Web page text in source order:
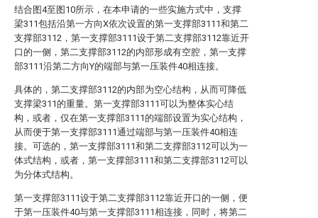
结合图4至图10所示，在本申请的一些实施方式中，支撑
梁311包括沿第一方向X依次设置的第一支撑部3111和第二
支撑部3112，第一支撑部3111设于第二支撑部3112靠近开
口的一侧，第二支撑部3112的内部形成有空腔，第一支撑
部3111沿第二方向Y的端部与第一压装件40相连接。
具体的，第二支撑部3112的内部为空心结构，从而可降低
支撑梁311的重量。第一支撑部3111可以为整体实心结
构，或者，仅在第一支撑部3111的端部设置为实心结构，
从而便于第一支撑部3111通过端部与第一压装件40相连
接。可选的，第一支撑部3111和第二支撑部3112可以为一
体式结构，或者，第一支撑部3111和第二支撑部3112可以
为分体式结构。
第一支撑部3111设于第二支撑部3112靠近开口的一侧，便
于第一压装件40与第一支撑部3111相连接，同时，将第二